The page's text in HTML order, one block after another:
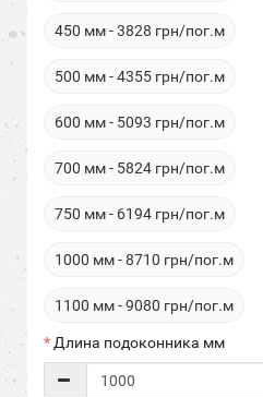
450 мм - 3828 грн/пог.м
500 мм - 4355 грн/пог.м
600 мм - 5093 грн/пог.м
700 мм - 5824 грн/пог.м
750 мм - 6194 грн/пог.м
1000 мм - 8710 грн/пог.м
1100 мм - 9080 грн/пог.м
Длина подоконника мм